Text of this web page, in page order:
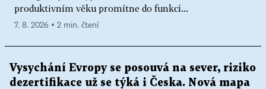
produktivním věku promítne do funkcí...
7. 8. 2026 ▪ 2 min. čtení
Vysychání Evropy se posouvá na sever, riziko
dezertifikace už se týká i Česka. Nová mapa